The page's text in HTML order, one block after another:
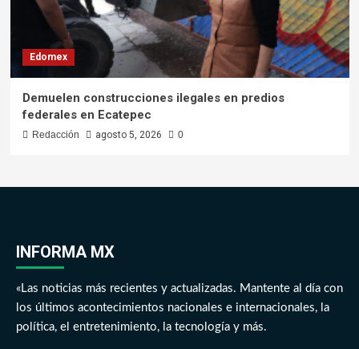
Edomex
Demuelen construcciones ilegales en predios
federales en Ecatepec
Redacción agosto 5, 2026 0
INFORMA MX
«Las noticias más recientes y actualizadas. Mantente al día con
los últimos acontecimientos nacionales e internacionales, la
política, el entretenimiento, la tecnología y más.